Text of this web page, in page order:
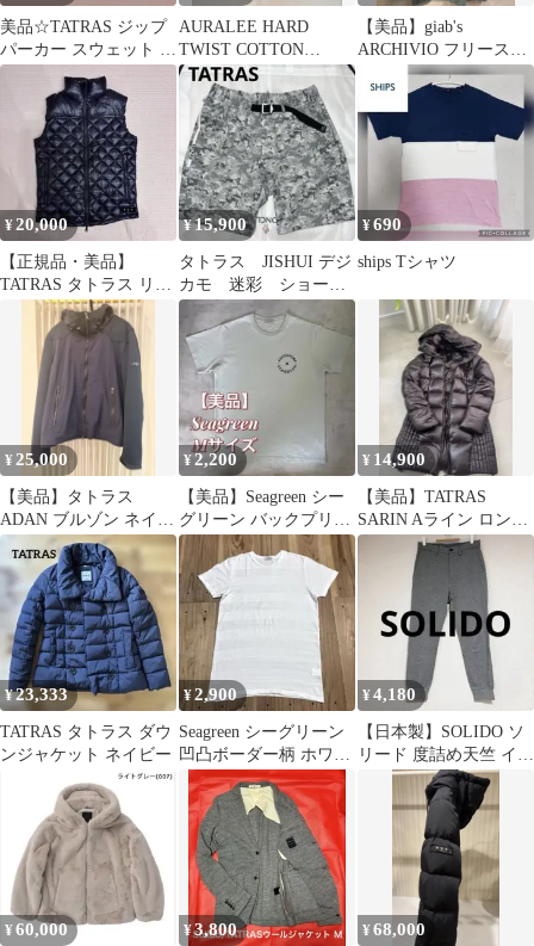
美品☆TATRAS ジップ
パーカー スウェット ロ
ゴ 01黒 日本製 1908A
AURALEE HARD
TWIST COTTON
GAUZE DRESS
【美品】giab's
ARCHIVIO フリースダ
ブルジップアップパー
カー 48
¥20,000
【正規品・美品】
TATRAS タトラス リバ
ーシブル ダウンベスト
¥15,900
タトラス JISHUI デジ
カモ 迷彩 ショート
パンツ 国内正規 サ
イズ2
¥690
ships Tシャツ
¥ 25,000
【美品】タトラス
ADAN ブルゾン ネイビ
ー 03
¥2,200
【美品】Seagreen シー
グリーン バックプリン
ト Tシャツ 水色 02
¥ 14,900
【美品】TATRAS
SARIN Aライン ロング
ダウン 01
¥23,333
TATRAS タトラス ダウ
ンジャケット ネイビー
¥2,900
Seagreen シーグリーン
凹凸ボーダー柄 ホワイ
トTシャツ 日本製 02
¥4,180
【日本製】SOLIDO ソ
リード 度詰め天竺 イー
ジー ジョガーパンツ グ
¥ 60,000 ¥3,800 ¥68,000